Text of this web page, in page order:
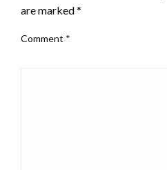
are marked*
Comment *